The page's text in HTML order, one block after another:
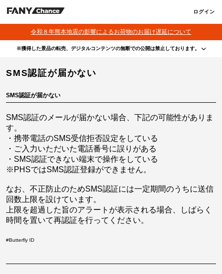
ログイン
令和８年熊本地震の影響によるお荷物のお届け遅延について
※獲得した景品の転売、デジタルコンテンツの無断での公開は禁止しております。
為は禁止しております。
・本サービスで獲得された動画･画像･ボイス等のデジタルコンテンツは、出品者が著作権を有
ます。
・当選権利は当選者ご本人のみ有効となります。当選権利の譲渡、オークション等への出品、
SMS認証が届かない
SMS認証が届かない
SMS認証のメールが届かない場合、下記の可能性がありま
す。
・携帯電話のSMS受信拒否設定をしている
・ご入力いただいた電話番号に誤りがある
・SMS認証できない端末で操作をしている
※PHSではSMS認証登録ができません。
なお、不正防止のためSMS認証には一定期間のうちに送信
回数上限を設けています。
上限を超過した旨のアラートが表示される場合、しばらく
時間を置いて再認証を行ってください。
#Butterfly ID